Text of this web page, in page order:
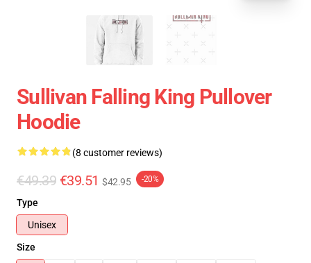
Sullivan Falling King Pullover
Hoodie
(8 customer reviews)
€49.39 €39.51 $42.95 -20%
Type
Unisex
Size